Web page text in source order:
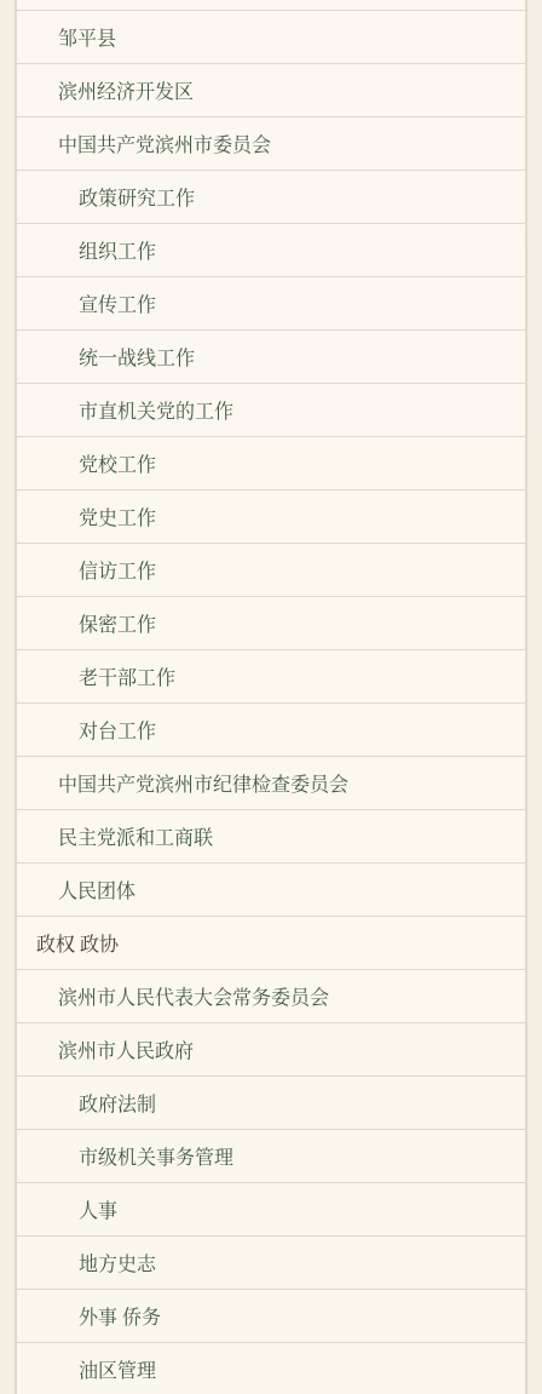
邹平县
滨州经济开发区
中国共产党滨州市委员会
政策研究工作
组织工作
宣传工作
统一战线工作
市直机关党的工作
党校工作
党史工作
信访工作
保密工作
老干部工作
对台工作
中国共产党滨州市纪律检查委员会
民主党派和工商联
人民团体
政权 政协
滨州市人民代表大会常务委员会
滨州市人民政府
政府法制
市级机关事务管理
人事
地方史志
外事 侨务
油区管理